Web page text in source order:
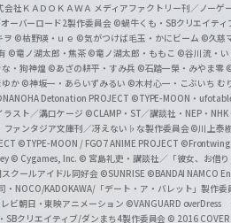
社ＫＡＤＯＫＡＷＡ メディアファクトリー刊／ノーゲ
ーバーロード2製作委員会 ©蝸牛くも・SBクリエイテ
ヲ ©枯野瑛・ｕｅ ©気がつけば毛玉・かにビーム ©久慈
©竜ノ湖太郎・焦茶 ©竜ノ湖太郎・ももこ ©谷川流・い
・狗神煌 ©あざの耕平・すみ兵 ©石踏一榮・みやま零
か ©神坂一・あらいずみるい ©木村心一・こぶいち む
Detonation PROJECT ©TYPE-MOON・
スト／溝口ケージ ©CLAMP・ST／講談社・NEP・NHK
ァンタジア文庫刊／冴えない♭な製作委員会©川上泰
©TYPE-MOON / FGO7 ANIME PROJECT ©Frontwing
© Cygames, Inc. © 宮島礼吏・講談社／「彼女、お借
クールアイドル同好会 ©SUNRISE ©BANDAI NAMCO
NOCO/KADOKAWA/「デート・ア・バレット」製作委
ビ朝日・東映アニメーション ©VANGUARD
SBクリエイティブ/ダンまち4製作委員会 © 2016